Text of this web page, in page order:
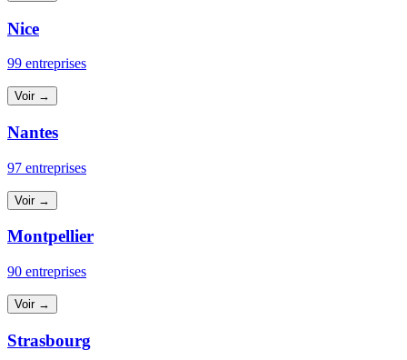
Nice
99 entreprises
Voir →
Nantes
97 entreprises
Voir →
Montpellier
90 entreprises
Voir →
Strasbourg